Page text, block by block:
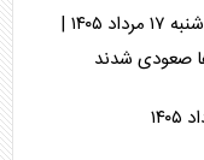
آخرین قیمت دلار، یورو و سایر ارز‌ها امروز شنبه ۱۷ مرداد ۱۴۰۵ |
صعودی شدند